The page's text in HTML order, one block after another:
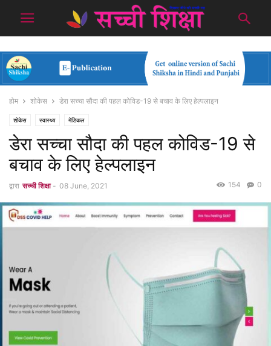
होम शोकेस डेरा सच्चा सौदा की पहल कोविड-19 से बचाव के लिए हेल्पलाइन
शोकेस स्वास्थ्य मेडिकल
डेरा सच्चा सौदा की पहल कोविड-19 से
बचाव के लिए हेल्पलाइन
द्वारा सच्ची शिक्षा - 08 June, 2021 0
154